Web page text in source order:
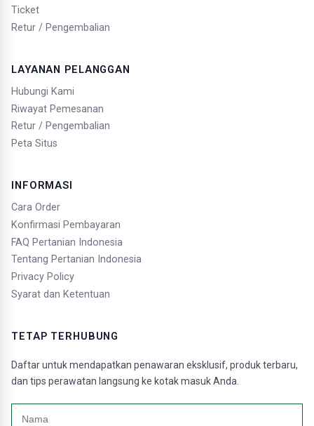
Ticket
Retur / Pengembalian
LAYANAN PELANGGAN
Hubungi Kami
Riwayat Pemesanan
Retur / Pengembalian
Peta Situs
INFORMASI
Cara Order
Konfirmasi Pembayaran
FAQ Pertanian Indonesia
Tentang Pertanian Indonesia
Privacy Policy
Syarat dan Ketentuan
TETAP TERHUBUNG
Daftar untuk mendapatkan penawaran eksklusif, produk terbaru,
dan tips perawatan langsung ke kotak masuk Anda.